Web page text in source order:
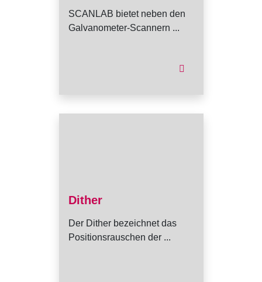
SCANLAB bietet neben den
Galvanometer-Scannern ...
Dither
Der Dither bezeichnet das
Positionsrauschen der ...